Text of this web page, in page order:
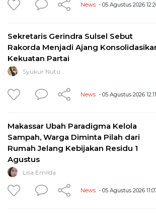
News - 05 Agustus 2026
Sekretaris Gerindra Sulsel Sebut
Rakorda Menjadi Ajang
Kekuatan Partai
Syukur Nutu
News - 05 Agustus 2026 12:11
Makassar Ubah Paradigma Kelola
Sampah, Warga Diminta Pilah dari
Rumah Jelang Kebijakan Residu 1
Agustus
Lisa Emilda
News - 05 Agustus 2026